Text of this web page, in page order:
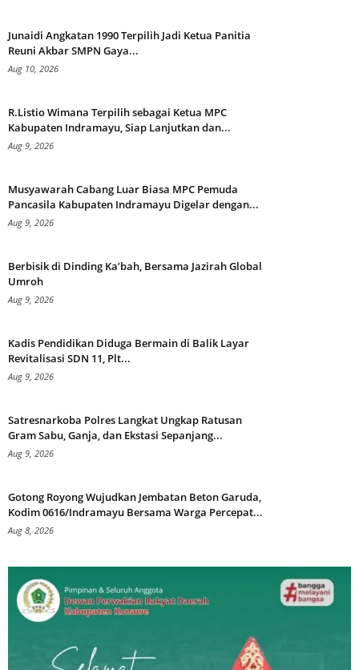
Junaidi Angkatan 1990 Terpilih Jadi Ketua Panitia
Reuni Akbar SMPN Gaya...
Aug 10, 2026
R.Listio Wimana Terpilih sebagai Ketua MPC
Kabupaten Indramayu, Siap Lanjutkan dan...
Aug 9, 2026
Musyawarah Cabang Luar Biasa MPC Pemuda
Pancasila Kabupaten Indramayu Digelar dengan...
Aug 9, 2026
Berbisik di Dinding Ka’bah, Bersama Jazirah Global
Umroh
Aug 9, 2026
Kadis Pendidikan Diduga Bermain di Balik Layar
Revitalisasi SDN 11, Plt...
Aug 9, 2026
Satresnarkoba Polres Langkat Ungkap Ratusan
Gram Sabu, Ganja, dan Ekstasi Sepanjang...
Aug 9, 2026
Gotong Royong Wujudkan Jembatan Beton Garuda,
Kodim 0616/Indramayu Bersama Warga Percepat...
Aug 8, 2026